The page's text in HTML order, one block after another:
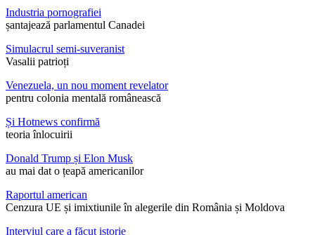
Industria pornografiei
șantajează parlamentul Canadei
Simulacrul semi-suveranist
Vasalii patrioți
Venezuela, un nou moment revelator
pentru colonia mentală românească
Și Hotnews confirmă
teoria înlocuirii
Donald Trump și Elon Musk
au mai dat o țeapă americanilor
Raportul american
Cenzura UE și imixtiunile în alegerile din România și Moldova
Interviul care a făcut istorie